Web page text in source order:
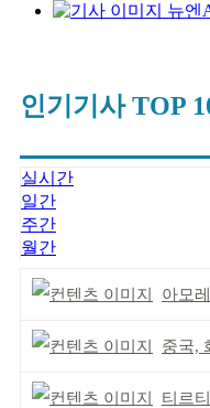
뉴엔
인기기사 TOP
실시간
일간
주간
월간
아모레
중국, 화
티르티